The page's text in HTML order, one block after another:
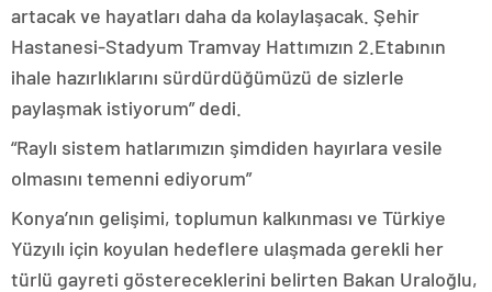
artacak ve hayatları daha da kolaylaşacak. Şehir
Hastanesi-Stadyum Tramvay Hattımızın 2.Etabının
ihale hazırlıklarını sürdürdüğümüzü de sizlerle
paylaşmak istiyorum” dedi.
“Raylı sistem hatlarımızın şimdiden hayırlara vesile
olmasını temenni ediyorum”
Konya’nın gelişimi, toplumun kalkınması ve Türkiye
Yüzyılı için koyulan hedeflere ulaşmada gerekli her
türlü gayreti göstereceklerini belirten Bakan Uraloğlu,